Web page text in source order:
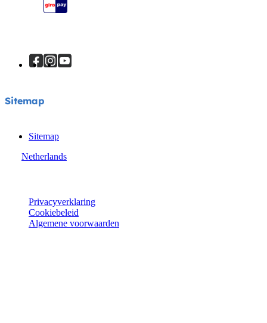
Sitemap
Sitemap
Sitemap
Netherlands
Privacyverklaring
Cookiebeleid
Algemene voorwaarden